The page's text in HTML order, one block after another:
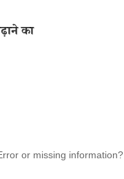
का
or missing information?